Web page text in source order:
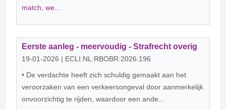
match, we...
Eerste aanleg - meervoudig - Strafrecht overig
19-01-2026 | ECLI:NL:RBOBR:2026:196
• De verdachte heeft zich schuldig gemaakt aan het
veroorzaken van een verkeersongeval door aanmerkelijk
onvoorzichtig te rijden, waardoor een ande...